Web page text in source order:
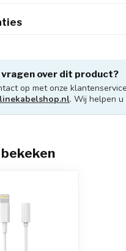
over dit product?
op met onze
. Wij helpen u